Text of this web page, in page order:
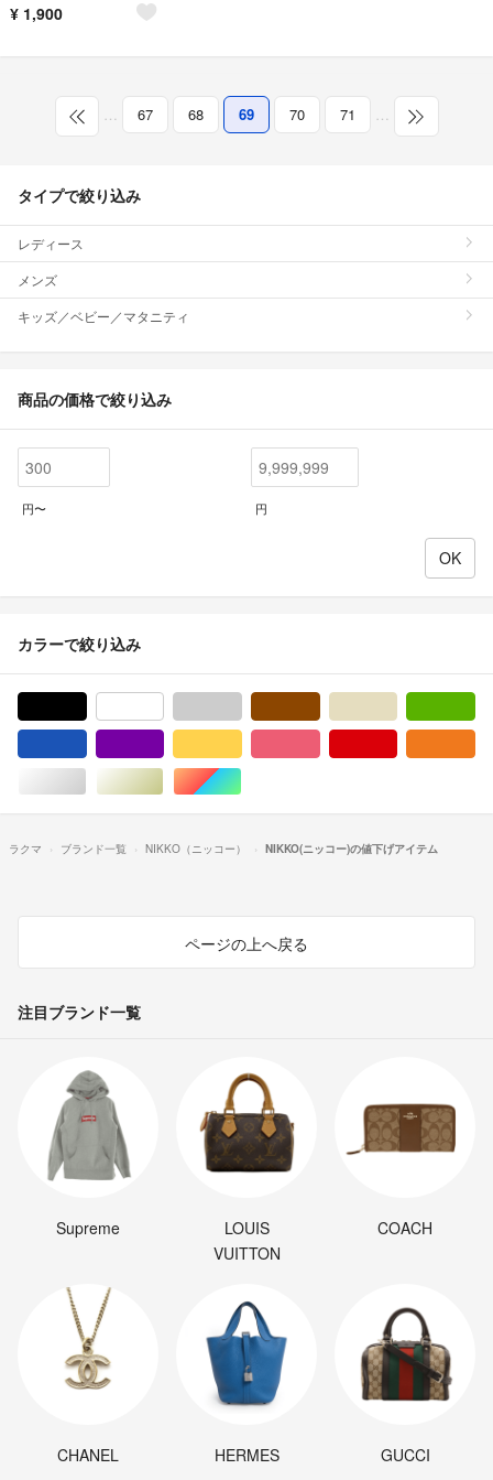
¥ 1,900
… 67 68 69 70 71 …
タイプで絞り込み
レディース
メンズ
キッズ／ベビー／マタニティ
商品の価格で絞り込み
円〜 円
カラーで絞り込み
シルバー/銀色系ゴールド/金色系マルチカラー
ラクマ ブランド一覧 NIKKO（ニッコー） NIKKO(ニッコー)の値下げアイテム
ページの上へ戻る
注目ブランド一覧
Supreme
LOUIS
VUITTON
COACH
CHANEL HERMES GUCCI